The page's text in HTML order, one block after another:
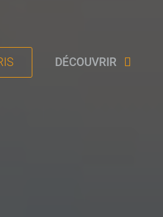
DÉCOUVRIR